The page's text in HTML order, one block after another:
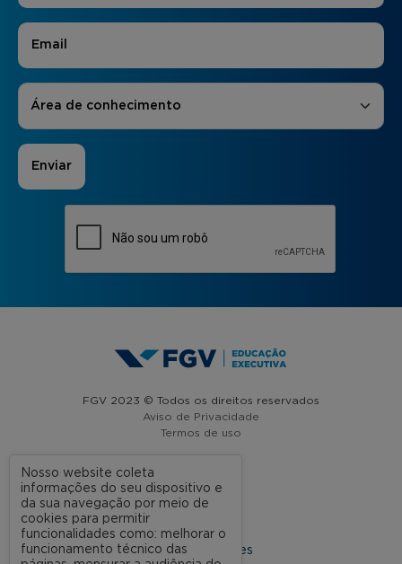
E-mail
Áreas de Interesse
Área de conhecimento
FGV 2023 © Todos os direitos reservados
Aviso de Privacidade
Termos de uso
A FGV
Nossas Unidades
Nosso website coleta
informações do seu dispositivo e
da sua navegação por meio de
cookies para permitir
funcionalidades como: melhorar o
funcionamento técnico das